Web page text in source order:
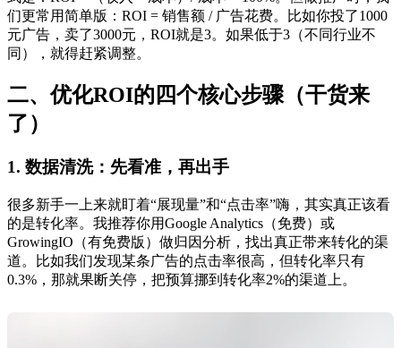
们更常用简单版：ROI = 销售额 / 广告花费。比如你投了1000
元广告，卖了3000元，ROI就是3。如果低于3（不同行业不
同），就得赶紧调整。
二、优化ROI的四个核心步骤（干货来
了）
1. 数据清洗：先看准，再出手
很多新手一上来就盯着“展现量”和“点击率”嗨，其实真正该看
的是转化率。我推荐你用Google Analytics（免费）或
GrowingIO（有免费版）做归因分析，找出真正带来转化的渠
道。比如我们发现某条广告的点击率很高，但转化率只有
0.3%，那就果断关停，把预算挪到转化率2%的渠道上。